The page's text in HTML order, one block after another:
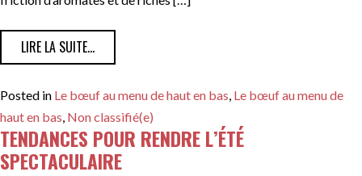
LIRE LA SUITE…
Posted in Le bœuf au menu de haut en bas Le bœuf au menu de
haut en bas Non classifié(e)
TENDANCES POUR RENDRE L’ÉTÉ
SPECTACULAIRE